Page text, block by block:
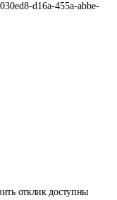
отклик доступны
d16a-455a-abbe-